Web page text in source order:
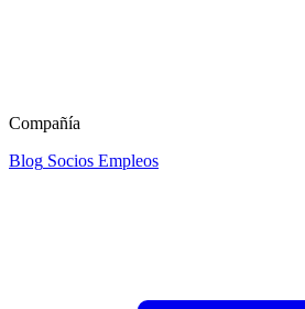
Compañía
Blog Socios Empleos